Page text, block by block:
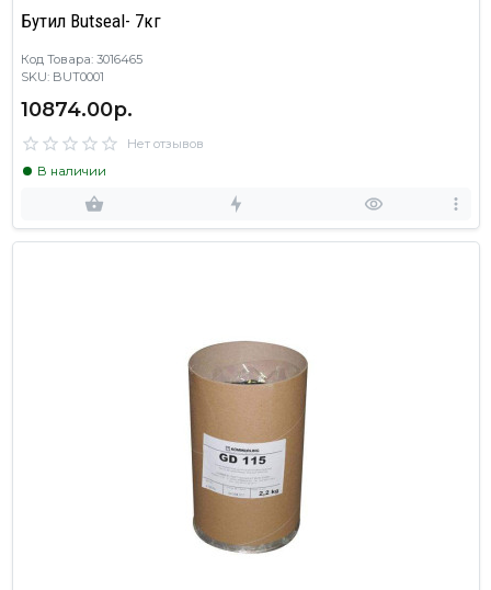
Бутил Butseal- 7кг
Код Товара: 3016465
SKU: BUT0001
10874.00р.
Нет отзывов
В наличии